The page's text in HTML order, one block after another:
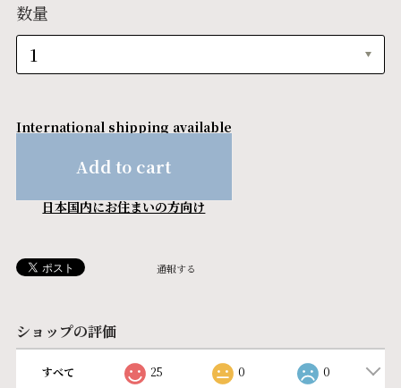
数量
International shipping available
Add to cart
日本国内にお住まいの方向け
通報する
ショップの評価
すべて 25 0 0